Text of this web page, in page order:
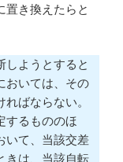
置き換えたらと
ようとすると
おいては、その
ばならない。
るもののほ
いて、当該交差
きは、当該自転